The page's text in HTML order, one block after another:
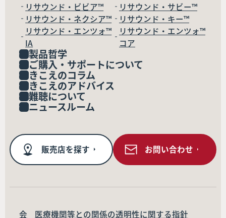
リサウンド・ビビア™
リサウンド・サビー™
リサウンド・ネクシア™
リサウンド・キー™
リサウンド・エンツォ™
IA
リサウンド・エンツォ™
コア
製品哲学
ご購入・サポートについて
きこえのコラム
きこえのアドバイス
難聴について
ニュースルーム
販売店を探す お問い合わせ
会
医療機関等との関係の透明性に関する指針